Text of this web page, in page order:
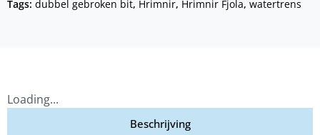
Tags: dubbel gebroken bit, Hrimnir, Hrimnir Fjola, watertrens
Loading...
Beschrijving